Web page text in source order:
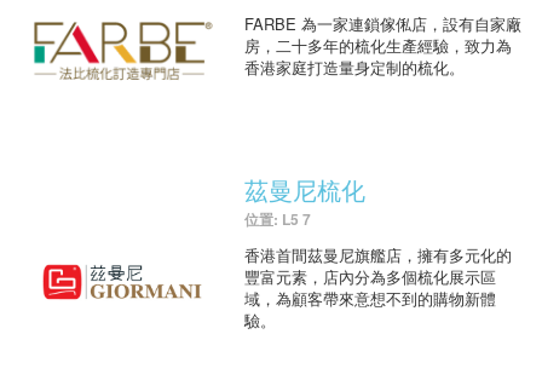
FARBE 為一家連鎖傢俬店，設有自家廠
房，二十多年的梳化生產經驗，致力為
香港家庭打造量身定制的梳化。
茲曼尼梳化
位置: L5 7
香港首間茲曼尼旗艦店，擁有多元化的
豐富元素，店內分為多個梳化展示區
域，為顧客帶來意想不到的購物新體
驗。